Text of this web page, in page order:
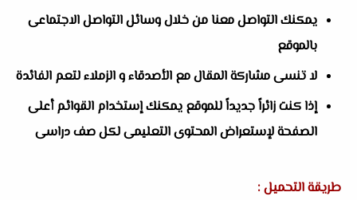
يمكنك التواصل معنا من خلال وسائل التواصل الاجتماعى
بالموقع
لا تنسى مشاركة المقال مع الأصدقاء و الزملاء لتعم الفائدة
إذا كنت زائراً جديداً للموقع يمكنك إستخدام القوائم أعلى
الصفحة لإستعراض المحتوى التعليمى لكل صف دراسى
طريقة التحميل :